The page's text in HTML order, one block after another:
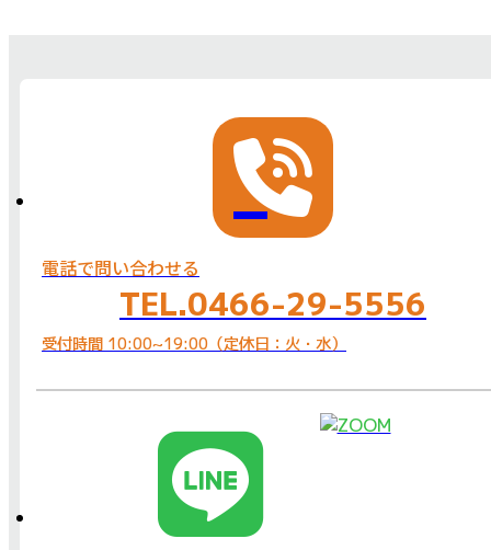
電話で問い合わせる
TEL.0466-29-5556
受付時間 10:00~19:00（定休日：火・水）